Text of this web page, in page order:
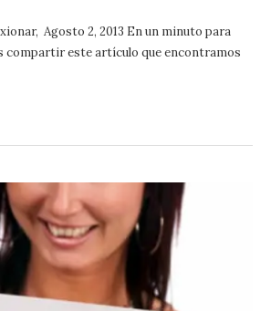
Agosto 2, 2013 En un minuto para
compartir este artículo que encontramos